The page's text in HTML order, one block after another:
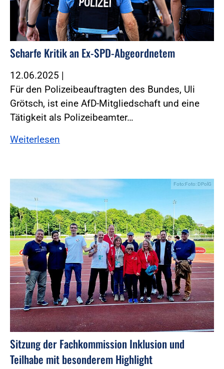
Scharfe Kritik an Ex-SPD-Abgeordnetem
12.06.2025 |
Für den Polizeibeauftragten des Bundes, Uli
Grötsch, ist eine AfD-Mitgliedschaft und eine
Tätigkeit als Polizeibeamter…
Weiterlesen
Foto:Foto: DPolG
Sitzung der Fachkommission Inklusion und
Teilhabe mit besonderem Highlight